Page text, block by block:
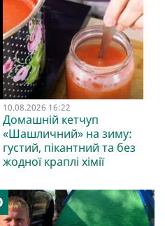
10.08.2026 16:22
Домашній кетчуп
«Шашличний» на зиму:
густий, пікантний та без
жодної краплі хімії